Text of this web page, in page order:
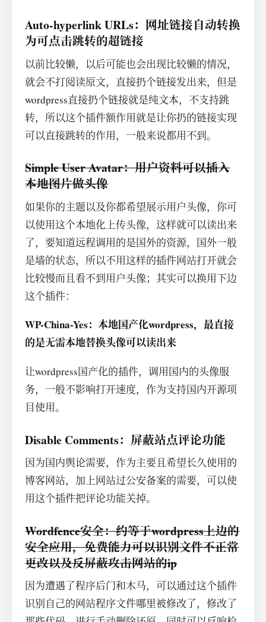
Auto-hyperlink URLs：网址链接自动转换
为可点击跳转的超链接
以前比较懒，以后可能也会出现比较懒的情况，
就会不打阅读原文，直接扔个链接发出来，但是
wordpress直接扔个链接就是纯文本，不支持跳
转，所以这个插件额作用就是让你扔的链接实现
可以直接跳转的作用，一般来说都用不到。
Simple User Avatar：用户资料可以插入
本地图片做头像
如果你的主题以及你都希望展示用户头像，你可
以使用这个本地化上传头像，这样就可以读出来
了，要知道远程调用的是国外的资源，国外一般
是墙的状态，所以不用这样的插件网站打开就会
比较慢而且看不到用户头像；其实可以换用下边
这个插件：
WP-China-Yes：本地国产化wordpress，最直接
的是无需本地替换头像可以读出来
让wordpress国产化的插件，调用国内的头像服
务，一般不影响打开速度，作为支持国内开源项
目使用。
Disable Comments：屏蔽站点评论功能
因为国内舆论需要，作为主要且希望长久使用的
博客网站，加上网站过公安备案的需要，可以使
用这个插件把评论功能关掉。
Wordfence安全：约等于wordpress上边的
安全应用，免费能力可以识别文件不正常
更改以及反屏蔽攻击网站的ip
因为遭遇了程序后门和木马，可以通过这个插件
识别自己的网站程序文件哪里被修改了，修改了